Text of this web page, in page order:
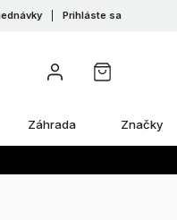
Prihláste sa
Záhrada Značky